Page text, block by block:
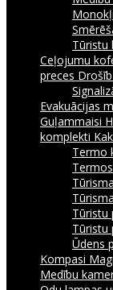
Monokļi
Tūristu
Ceļojumu
preces
Evakuācijas
Guļammaisi
komplekti
Termo
Tūristu
Tūristu
Ūdens
Kompasi
Medību